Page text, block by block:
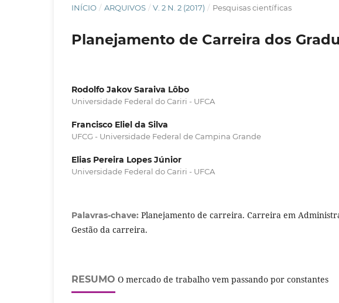
INÍCIO / ARQUIVOS / V. 2 N. 2 (2017) / Pesquisas científicas
Planejamento de Carreira dos
Rodolfo Jakov Saraiva Lôbo
Universidade Federal do Cariri - UFCA
Francisco Eliel da Silva
UFCG - Universidade Federal de Campina Grande
Elias Pereira Lopes Júnior
Universidade Federal do Cariri - UFCA
Palavras-chave: Planejamento de carreira. Carreira em
Gestão da carreira.
RESUMO O mercado de trabalho vem passando por constantes